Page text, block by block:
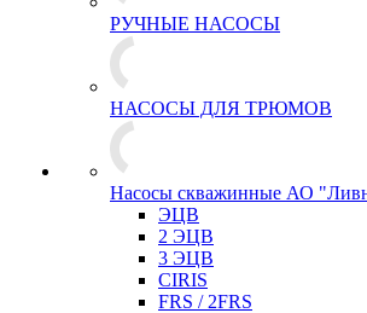
РУЧНЫЕ НАСОСЫ
НАСОСЫ ДЛЯ ТРЮМОВ
Насосы скважинные АО
ЭЦВ
2 ЭЦВ
3 ЭЦВ
CIRIS
FRS / 2FRS